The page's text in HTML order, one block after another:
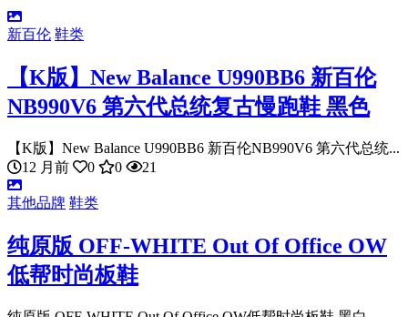
新百伦 鞋类
【K版】New Balance U990BB6 新百伦
NB990V6 第六代总统复古慢跑鞋 黑色
【K版】New Balance U990BB6 新百伦NB990V6 第六代总统...
12 月前
0 0 21
其他品牌 鞋类
纯原版 OFF-WHITE Out Of Office OW
低帮时尚板鞋